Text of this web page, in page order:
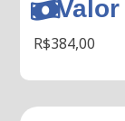
R$384,00